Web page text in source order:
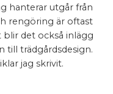
hanterar utgår från
rengöring är oftast
det också inlägg
till trädgårdsdesign.
jag skrivit.